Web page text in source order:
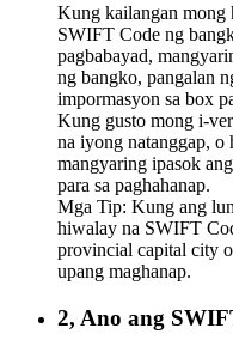
Kung kailangan mong
SWIFT Code ng
pagbabayad,
ng bangko, pangalan
impormasyon sa box
Kung gusto mong i-
na iyong natanggap, o
mangyaring ipasok
para sa paghahanap.
Mga Tip: Kung ang
hiwalay na SWIFT
provincial capital city
upang maghanap.
2, Ano ang